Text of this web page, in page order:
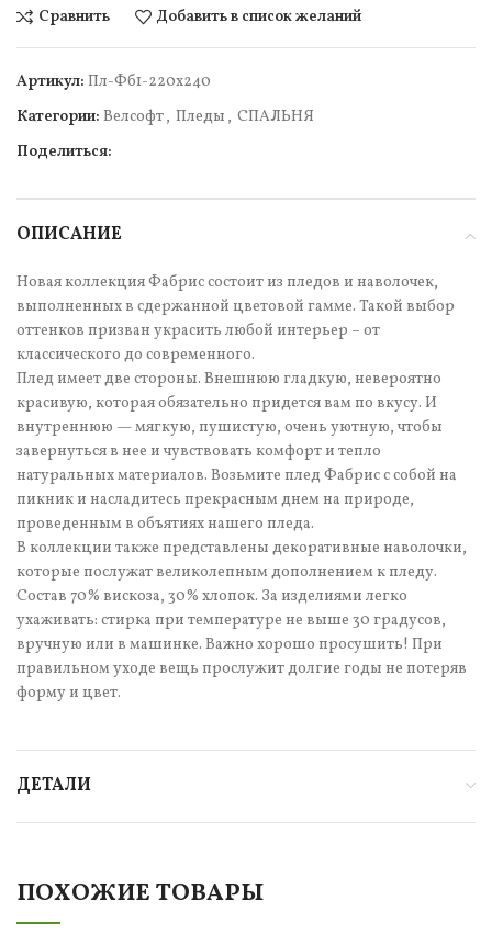
Сравнить Добавить в список желаний
Артикул: Пл-Фб1-220х240
Категории: Велсофт, Пледы , СПАЛЬНЯ
Поделиться:
ОПИСАНИЕ
Новая коллекция Фабрис состоит из пледов и наволочек,
выполненных в сдержанной цветовой гамме. Такой выбор
оттенков призван украсить любой интерьер – от
классического до современного.
Плед имеет две стороны. Внешнюю гладкую, невероятно
красивую, которая обязательно придется вам по вкусу. И
внутреннюю — мягкую, пушистую, очень уютную, чтобы
завернуться в нее и чувствовать комфорт и тепло
натуральных материалов. Возьмите плед Фабрис с собой на
пикник и насладитесь прекрасным днем на природе,
проведенным в объятиях нашего пледа.
В коллекции также представлены декоративные наволочки,
которые послужат великолепным дополнением к пледу.
Состав 70% вискоза, 30% хлопок. За изделиями легко
ухаживать: стирка при температуре не выше 30 градусов,
вручную или в машинке. Важно хорошо просушить! При
правильном уходе вещь прослужит долгие годы не потеряв
форму и цвет.
ДЕТАЛИ
ПОХОЖИЕ ТОВАРЫ